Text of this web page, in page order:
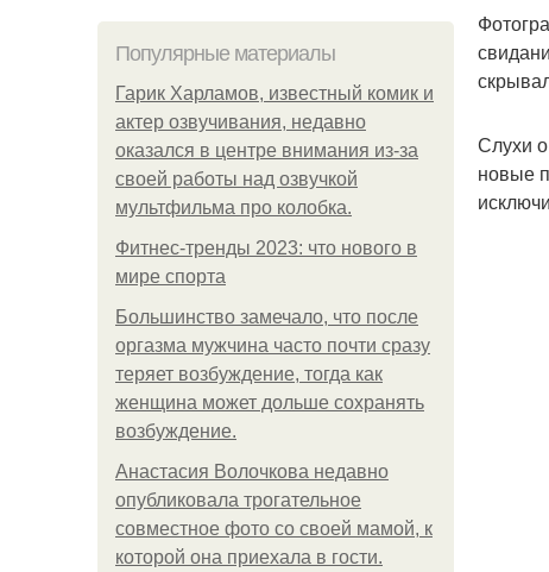
Популярные материалы
Гарик Харламов, известный комик и
актер озвучивания, недавно
оказался в центре внимания из-за
своей работы над озвучкой
мультфильма про колобка.
Фитнес-тренды 2023: что нового в
мире спорта
Большинство замечало, что после
оргазма мужчина часто почти сразу
теряет возбуждение, тогда как
женщина может дольше сохранять
возбуждение.
Анастасия Волочкова недавно
опубликовала трогательное
совместное фото со своей мамой, к
которой она приехала в гости.
Слухи
новые